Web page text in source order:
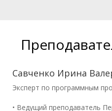
Савченко Ирина
Эксперт по программным
• Ведущий преподаватель